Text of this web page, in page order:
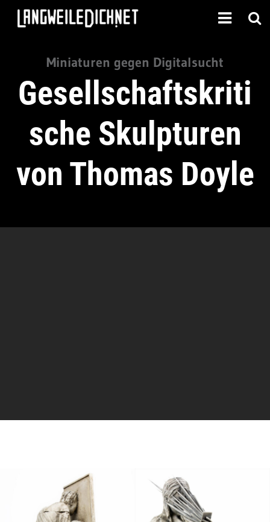
Miniaturen gegen Digitalsucht
Gesellschaftskriti
sche Skulpturen
von Thomas Doyle